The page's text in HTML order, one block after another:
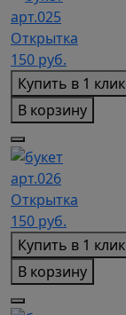
арт.025
Открытка
150 руб.
Купить в 1 клик
В корзину
арт.026
Открытка
150 руб.
Купить в 1 клик
В корзину